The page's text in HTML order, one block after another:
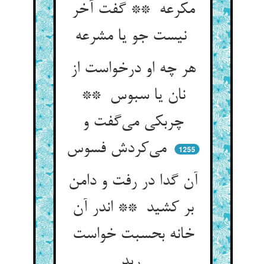
مکرعه ** گفت آخر
نیست جو یا مشرعه
هر چه او درخواست از
نان یا سبوس **
چربکی می‌گفت و
می‌کردش فسوس
1255
آن گدا در رفت و دامن
بر کشید ** اندر آن
خانه بحسبت خواست